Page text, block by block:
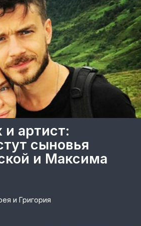
артист:
сыновья
и Максима
и Григория